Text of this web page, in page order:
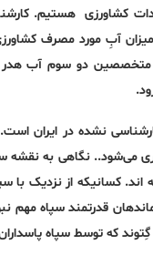
کشاورزی هستیم.
میزان آبِ مورد مصرف
متخصصین دو سوم آب
می‌شود.. نگاهی
کسانیکه از نزدیک با
قدرتمند سپاه مهم
که توسط سپاه